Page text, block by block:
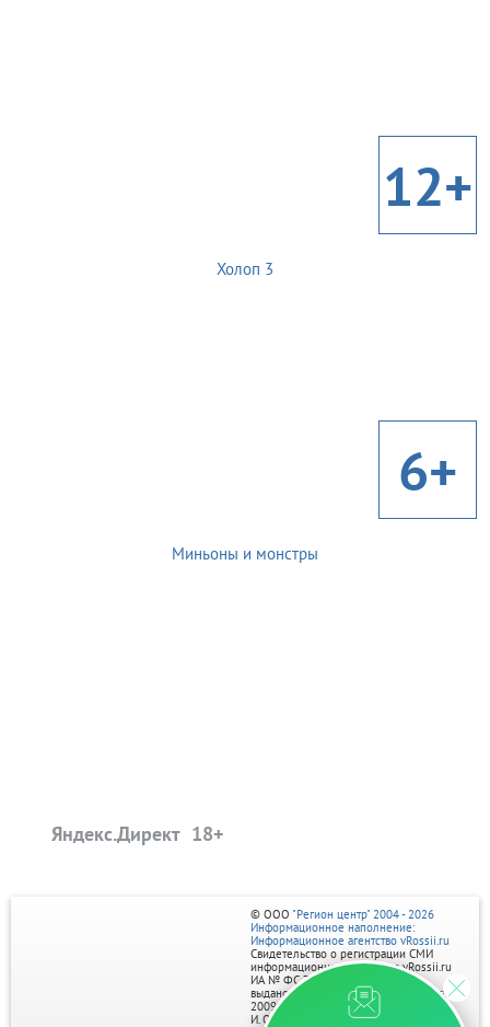
12+
Холоп 3
6+
Миньоны и монстры
Яндекс.Директ
© ООО "Регион центр" 2004 - 2026
Информационное наполнение:
Информационное агентство vRossii.ru
Свидетельство о регистрации СМИ
информационного агентства vRossii.ru
ИА № ФС 77‑35502
выдано РОСКОМНАДЗОРом 04 марта
2009г.
И. О. Главного редактора Нарыков А. Н.